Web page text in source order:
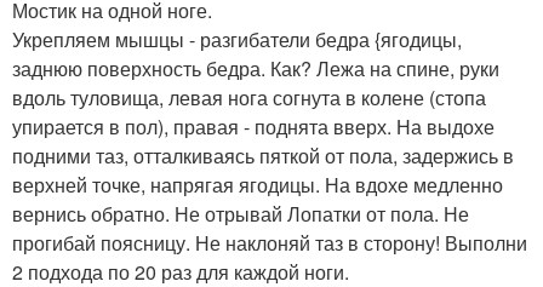
Мостик на одной ноге.
Укрепляем мышцы - разгибатели бедра {ягодицы,
заднюю поверхность бедра. Как? Лежа на спине, руки
вдоль туловища, левая нога согнута в колене (стопа
упирается в пол), правая - поднята вверх. На выдохе
подними таз, отталкиваясь пяткой от пола, задержись в
верхней точке, напрягая ягодицы. На вдохе медленно
вернись обратно. Не отрывай Лопатки от пола. Не
прогибай поясницу. Не наклоняй таз в сторону! Выполни
2 подхода по 20 раз для каждой ноги.